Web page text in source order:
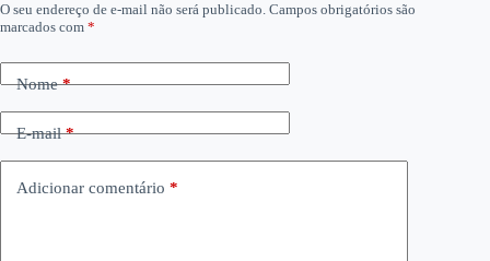
O seu endereço de e-mail não será publicado. Campos obrigatórios são
marcados com *
Nome*
E-mail*
Adicionar comentário *